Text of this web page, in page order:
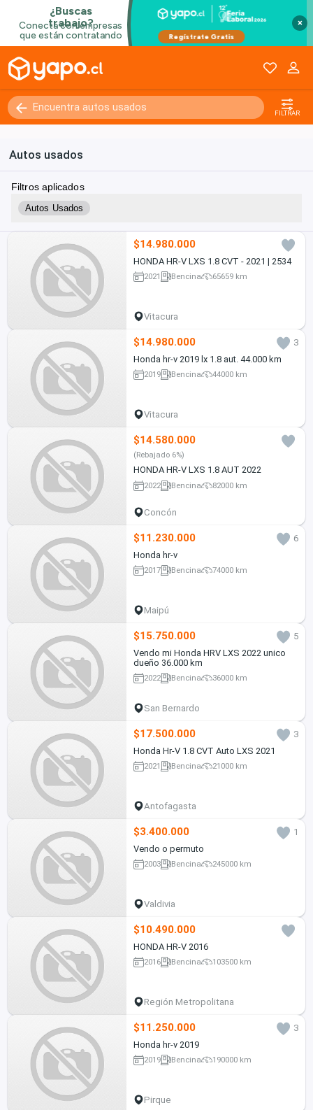
×
FILTRAR
Autos usados
Filtros aplicados
Autos Usados
$14.980.000
HONDA HR-V LXS 1.8 CVT - 2021 | 2534
2021 Bencina 65659 km
Vitacura
$14.980.000
3
Honda hr-v 2019 lx 1.8 aut. 44.000 km
2019 Bencina 44000 km
Vitacura
$14.580.000
(Rebajado 6%)
HONDA HR-V LXS 1.8 AUT 2022
2022 Bencina 82000 km
Concón
$11.230.000
6
Honda hr-v
2017 Bencina 74000 km
Maipú
$15.750.000
5
Vendo mi Honda HRV LXS 2022 unico
dueño 36.000 km
2022 Bencina 36000 km
San Bernardo
$17.500.000
3
Honda Hr-V 1.8 CVT Auto LXS 2021
2021 Bencina 21000 km
Antofagasta
$3.400.000
1
Vendo o permuto
2003 Bencina 245000 km
Valdivia
$10.490.000
HONDA HR-V 2016
2016 Bencina 103500 km
Región Metropolitana
$11.250.000
3
Honda hr-v 2019
2019 Bencina 190000 km
Pirque